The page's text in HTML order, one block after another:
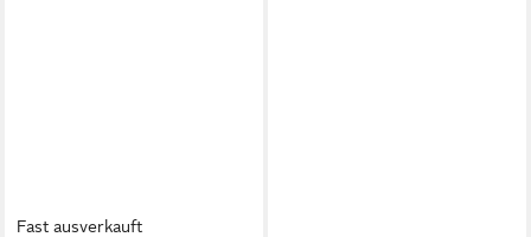
Fast ausverkauft